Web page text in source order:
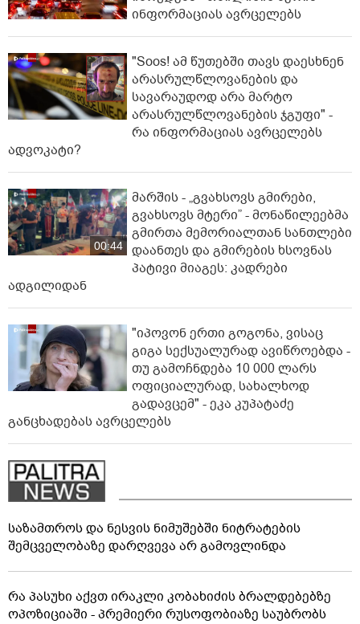
ინფორმაციას ავრცელებს
"Soos! ამ წუთებში თავს დაესხნენ
არასრულწლოვანების და
სავარაუდოდ არა მარტო
არასრულწლოვანების ჯგუფი" -
რა ინფორმაციას ავრცელებს
ადვოკატი?
00:44
მარშის - „გვახსოვს გმირები,
გვახსოვს მტერი” - მონაწილეებმა
გმირთა მემორიალთან სანთლები
დაანთეს და გმირების ხსოვნას
პატივი მიაგეს: კადრები
ადგილიდან
"იპოვონ ერთი გოგონა, ვისაც
გიგა სექსუალურად ავიწროებდა -
თუ გამოჩნდება 10 000 ლარს
ოფიციალურად, სახალხოდ
გადავცემ" - ეკა კუპატაძე
განცხადებას ავრცელებს
საზამთროს და ნესვის ნიმუშებში ნიტრატების
შემცველობაზე დარღვევა არ გამოვლინდა
რა პასუხი აქვთ ირაკლი კობახიძის ბრალდებებზე
ოპოზიციაში - პრემიერი რუსოფობიაზე საუბრობს